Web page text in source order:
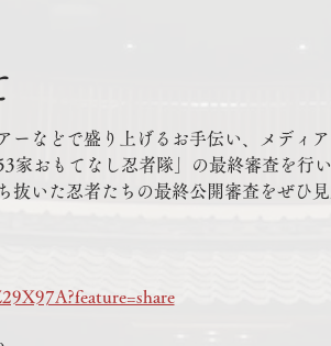
ーなどで盛り上げるお手伝い、メディ
家おもてなし忍者隊」の最終審査を行い
抜いた忍者たちの最終公開審査をぜひ見